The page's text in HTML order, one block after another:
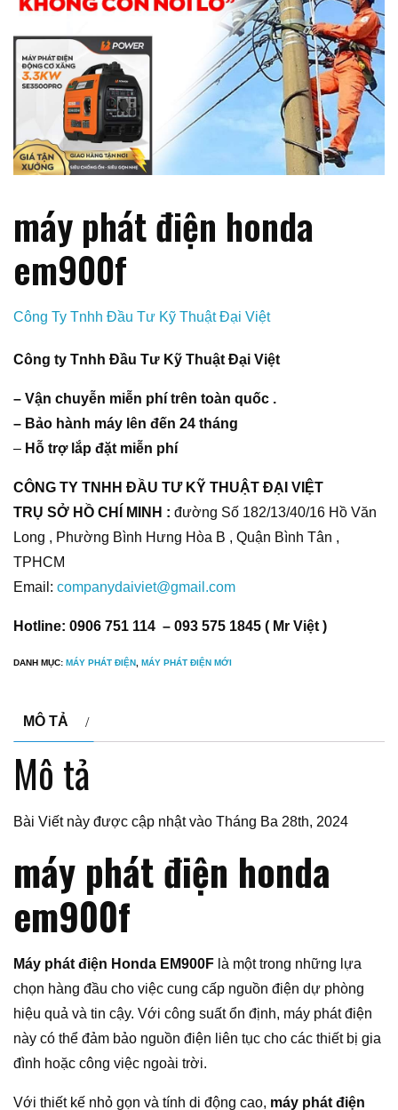
máy phát điện honda
em900f
Công Ty Tnhh Đầu Tư Kỹ Thuật Đại Việt
Công ty Tnhh Đầu Tư Kỹ Thuật Đại Việt
– Vận chuyễn miễn phí trên toàn quốc .
– Bảo hành máy lên đến 24 tháng
– Hỗ trợ lắp đặt miễn phí
CÔNG TY TNHH ĐẦU TƯ KỸ THUẬT ĐẠI VIỆT
TRỤ SỞ HỒ CHÍ MINH : đường Số 182/13/40/16 Hồ Văn
Long , Phường Bình Hưng Hòa B , Quận Bình Tân ,
TPHCM
Email: companydaiviet@gmail.com
Hotline: 0906 751 114 – 093 575 1845 ( Mr Việt )
DANH MỤC: MÁY PHÁT ĐIỆN MÁY PHÁT ĐIỆN MỚI
MÔ TẢ
Mô tả
Bài Viết này được cập nhật vào Tháng Ba 28th, 2024
máy phát điện honda
em900f
Máy phát điện Honda EM900F là một trong những lựa
chọn hàng đầu cho việc cung cấp nguồn điện dự phòng
hiệu quả và tin cậy. Với công suất ổn định, máy phát điện
này có thể đảm bảo nguồn điện liên tục cho các thiết bị gia
đình hoặc công việc ngoài trời.
Với thiết kế nhỏ gọn và tính di động cao, máy phát điện